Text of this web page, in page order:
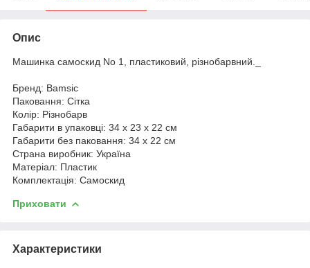
Опис
Машинка самоскид No 1, пластиковий, різнобарвний._
Бренд: Bamsic
Паковання: Сітка
Колір: Різнобарв
Габарити в упаковці: 34 x 23 x 22 см
Габарити без паковання: 34 x 22 см
Страна виробник: Україна
Матеріал: Пластик
Комплектація: Самоскид
Приховати
Характеристики